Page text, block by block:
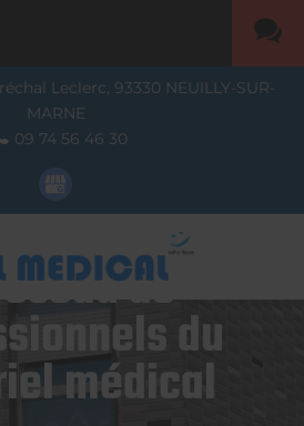
Leclerc, 93330 NEUILLY-SUR-
MARNE
09 74 56 46 30
de
du
médical